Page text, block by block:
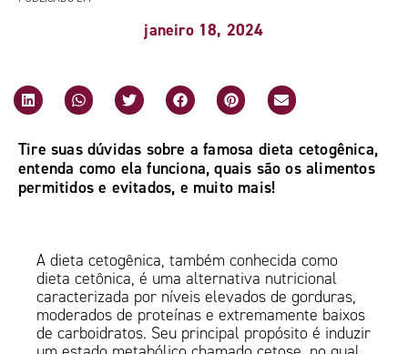
janeiro 18, 2024
Tire suas dúvidas sobre a famosa dieta cetogênica,
entenda como ela funciona, quais são os alimentos
permitidos e evitados, e muito mais!
A dieta cetogênica, também conhecida como
dieta cetônica, é uma alternativa nutricional
caracterizada por níveis elevados de gorduras,
moderados de proteínas e extremamente baixos
de carboidratos. Seu principal propósito é induzir